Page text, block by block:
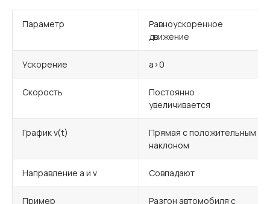
Параметр
Равноускоренное
движение
Ускорение a>0
Скорость
Постоянно
увеличивается
График v(t)
Прямая с положительным
наклоном
Направление a и v Совпадают
Пример Разгон автомобиля с